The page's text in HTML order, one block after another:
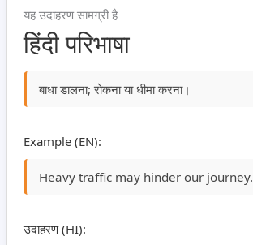
यह उदाहरण सामग्री है
हिंदी परिभाषा
बाधा डालना; रोकना या धीमा करना।
Example (EN):
Heavy traffic may hinder our journey.
उदाहरण (HI):